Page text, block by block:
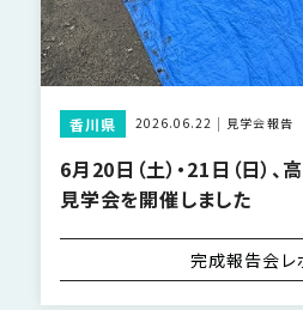
香川県 2026.06.22 見学会報告
6月20日（土）・21日（日）
見学会を開催しました
完成報告会レ